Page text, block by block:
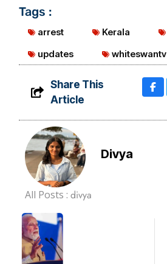
Tags :
arrest Kerala
updates
whiteswantv
Share This
Article
Divya
All Posts :divya